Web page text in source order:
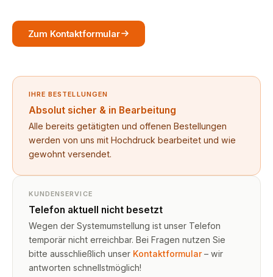
Zum Kontaktformular
IHRE BESTELLUNGEN
Absolut sicher & in Bearbeitung
Alle bereits getätigten und offenen Bestellungen
werden von uns mit Hochdruck bearbeitet und wie
gewohnt versendet.
KUNDENSERVICE
Telefon aktuell nicht besetzt
Wegen der Systemumstellung ist unser Telefon
temporär nicht erreichbar. Bei Fragen nutzen Sie
bitte ausschließlich unser Kontaktformular– wir
antworten schnellstmöglich!